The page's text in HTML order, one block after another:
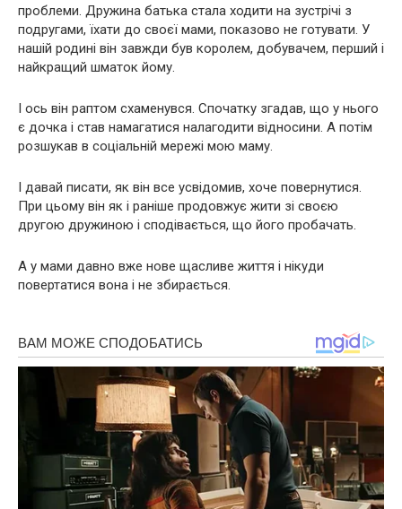
проблеми. Дружина батька стала ходити на зустрічі з
подругами, їхати до своєї мами, показово не готувати. У
нашій родині він завжди був королем, добувачем, перший і
найкращий шматок йому.
І ось він раптом схаменувся. Спочатку згадав, що у нього
є дочка і став намагатися налагодити відносини. А потім
розшукав в соціальній мережі мою маму.
І давай писати, як він все усвідомив, хоче повернутися.
При цьому він як і раніше продовжує жити зі своєю
другою дружиною і сподівається, що його пробачать.
А у мами давно вже нове щасливе життя і нікуди
повертатися вона і не збирається.